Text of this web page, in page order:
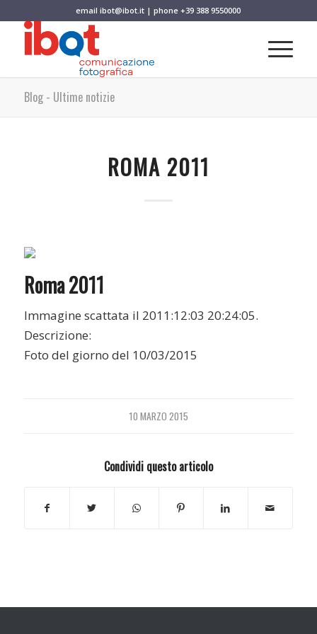
emailibot@ibot.it | phone+39 388 9550000
Blog - Ultime notizie
ROMA 2011
Roma 2011
Immagine scattata il 2011:12:03 20:24:05.
Descrizione:
Foto del giorno del 10/03/2015
10 MARZO 2015
Condividi questo articolo